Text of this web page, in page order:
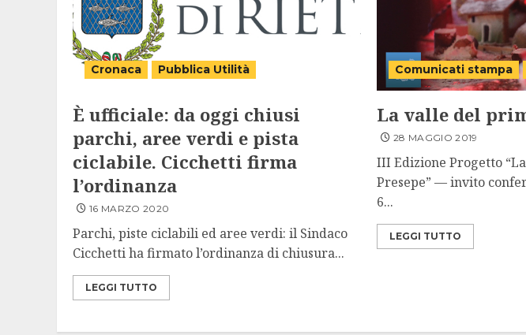
Cronaca Pubblica Utilità
È ufficiale: da oggi chiusi
parchi, aree verdi e pista
ciclabile. Cicchetti firma
l’ordinanza
16 MARZO 2020
Parchi, piste ciclabili ed aree verdi: il Sindaco
Cicchetti ha firmato l’ordinanza di chiusura...
LEGGI TUTTO
Comunicati stampa
La valle del
28 MAGGIO 2019
III Edizione Progetto
Presepe” — invito
6...
LEGGI TUTTO